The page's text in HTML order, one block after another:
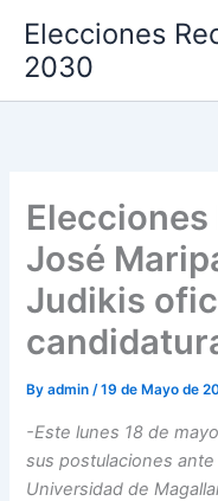
content
Elecciones
2030
José
Judikis
Byadmin/19 de Mayo de
-Este lunes 18 de
sus postulaciones
Universidad de